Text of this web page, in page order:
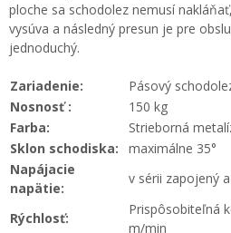
ploche sa schodolez nemusí
vysúva a následný presun je pre
jednoduchý.
Zariadenie:
Pásový
Nosnosť :
150 kg
Farba:
Strieborná
Sklon schodiska:
maximálne 35°
Napájacie
napätie:
v sérii zapojený
Rýchlosť:
Prispôsobiteľná
m/min